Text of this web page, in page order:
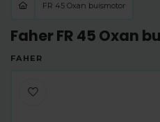
FR 45 Oxan buismotor
Faher FR 45 Oxan
FAHER